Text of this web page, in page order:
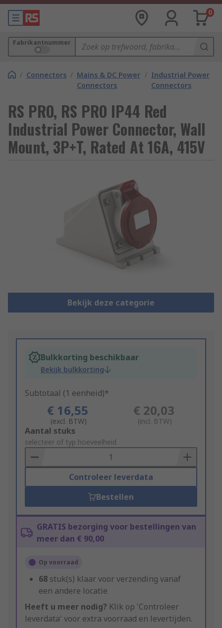
0
Fabrikantnummer
/ Connectors / Mains & DC Power
Connectors
/ Industrial Power
Connectors
RS PRO, RS PRO IP44 Red
Industrial Power Connector, Wall
Mount, 3P+T, Rated At 16A, 415V
Bekijk deze categorie
Bulkkorting beschikbaar
Bekijk bulkkorting
Subtotaal (1 eenheid)*
€ 16,55
(excl. BTW)
€ 20,03
(incl. BTW)
Add
to
Basket
Aantal stuks
selecteer of typ hoeveelheid
Controleer leverdata
Bestellen
GRATIS bezorging voor bestellingen van
meer dan € 90,00
Op voorraad
68 stuk(s) klaar voor verzending vanaf
een andere locatie
Heeft u meer nodig? Klik op 'Controleer
leverdata' voor extra voorraad en levertijden.